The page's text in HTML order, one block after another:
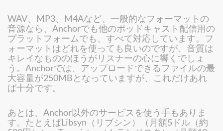
WAV、MP3、M4Aなど、一般的なフォーマットの
音源なら、Anchorでも他のポッドキャスト配信用の
プラットフォームでも、すべて対応しています。フ
ォーマットはどれを使っても良いのですが、音質は
キレイなもののほうがリスナーの心に響くでしょ
う。Anchorでは、アップロードできるファイルの最
大容量が250MBとなっていますが、これだけあれ
ば十分です。
あとは、Anchor以外のサービスを使う手もありま
す。たとえばLibsyn（リブシン）（月額5ドル（約